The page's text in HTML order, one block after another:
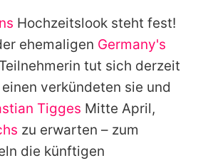
Impressum
Utiq verwalten
Hochzeitslook steht fest!
ehemaligen Germany's
tut sich derzeit
verkündeten sie und
Tigges Mitte April,
zu erwarten – zum
die künftigen